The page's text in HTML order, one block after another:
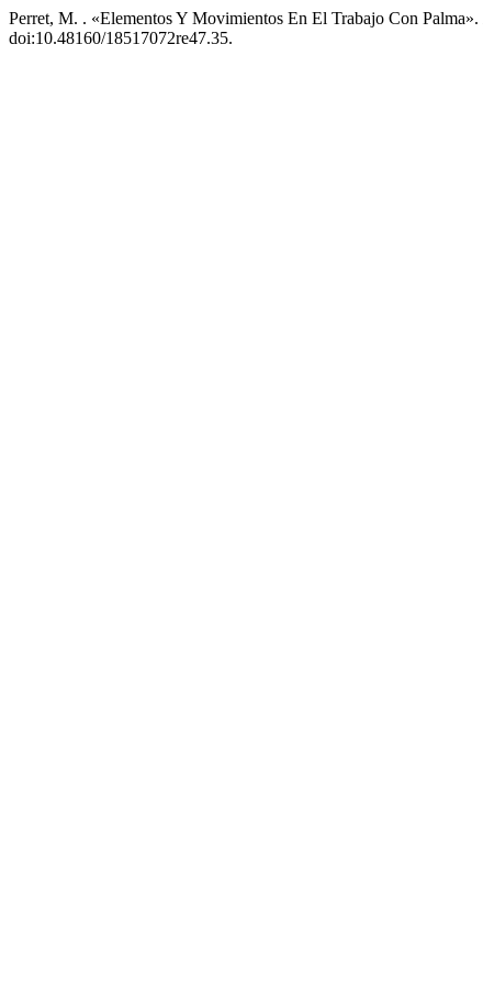
Perret, M. . «Elementos Y Movimientos En El Trabajo Con Palma».
doi:10.48160/18517072re47.35.